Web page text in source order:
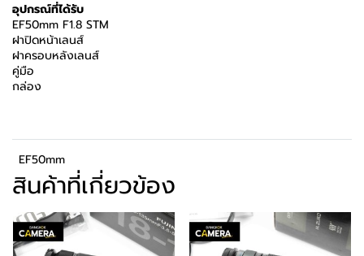
อุปกรณ์ที่ได้รับ
EF50mm F1.8 STM
ฝาปิดหน้าเลนส์
ฝาครอบหลังเลนส์
คู่มือ
กล่อง
EF50mm
สินค้าที่เกี่ยวข้อง